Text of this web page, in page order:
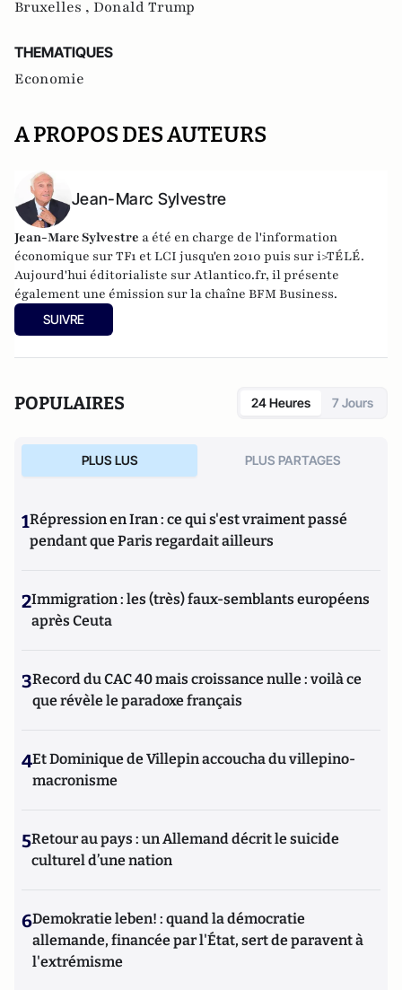
Bruxelles , Donald Trump
THEMATIQUES
Economie
A PROPOS DES AUTEURS
Jean-Marc Sylvestre
Jean-Marc Sylvestre a été en charge de l'information
économique sur TF1 et LCI jusqu'en 2010 puis sur i>TÉLÉ.
Aujourd'hui éditorialiste sur Atlantico.fr, il présente
également une émission sur la chaîne BFM Business.
SUIVRE
POPULAIRES 24 Heures 7 Jours
PLUS LUS PLUS PARTAGES
1Répression en Iran : ce qui s'est vraiment passé
pendant que Paris regardait ailleurs
2Immigration : les (très) faux-semblants européens
après Ceuta
3Record du CAC 40 mais croissance nulle : voilà ce
que révèle le paradoxe français
4Et Dominique de Villepin accoucha du villepino-
macronisme
5Retour au pays : un Allemand décrit le suicide
culturel d’une nation
6Demokratie leben! : quand la démocratie
allemande, financée par l'État, sert de paravent à
l'extrémisme